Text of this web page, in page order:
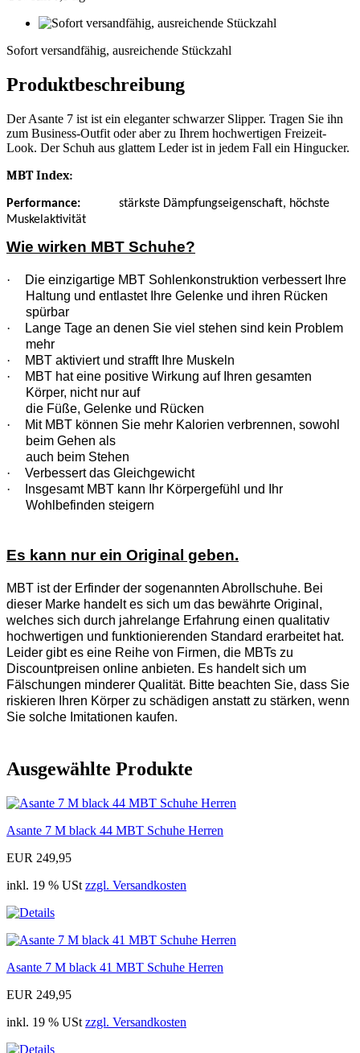
Sofort versandfähig, ausreichende Stückzahl
Produktbeschreibung
Der Asante 7 ist ist ein eleganter schwarzer Slipper. Tragen Sie ihn
zum Business-Outfit oder aber zu Ihrem hochwertigen Freizeit-
Look. Der Schuh aus glattem Leder ist in jedem Fall ein Hingucker.
MBT Index:
Performance:
stärkste Dämpfungseigenschaft, höchste
Muskelaktivität
Wie wirken MBT Schuhe?
·
Die einzigartige MBT Sohlenkonstruktion verbessert Ihre
Haltung und entlastet Ihre Gelenke und ihren Rücken
spürbar
·
Lange Tage an denen Sie viel stehen sind kein Problem
mehr
·
MBT aktiviert und strafft Ihre Muskeln
·
MBT hat eine positive Wirkung auf Ihren gesamten
Körper, nicht nur auf
die Füße, Gelenke und Rücken
·
Mit MBT können Sie mehr Kalorien verbrennen, sowohl
beim Gehen als
auch beim Stehen
·
Verbessert das Gleichgewicht
·
Insgesamt MBT kann Ihr Körpergefühl und Ihr
Wohlbefinden steigern
Es kann nur ein Original geben.
MBT ist der Erfinder der sogenannten Abrollschuhe. Bei
dieser Marke handelt es sich um das bewährte Original,
welches sich durch jahrelange Erfahrung einen qualitativ
hochwertigen und funktionierenden Standard erarbeitet hat.
Leider gibt es eine Reihe von Firmen, die MBTs zu
Discountpreisen online anbieten. Es handelt sich um
Fälschungen minderer Qualität. Bitte beachten Sie, dass Sie
riskieren Ihren Körper zu schädigen anstatt zu stärken, wenn
Sie solche Imitationen kaufen.
Ausgewählte Produkte
Asante 7 M black 44 MBT Schuhe Herren
EUR 249,95
inkl. 19 % USt zzgl. Versandkosten
Asante 7 M black 41 MBT Schuhe Herren
EUR 249,95
inkl. 19 % USt zzgl. Versandkosten